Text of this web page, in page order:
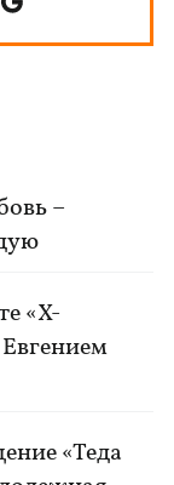
–
«Х-
«Теда